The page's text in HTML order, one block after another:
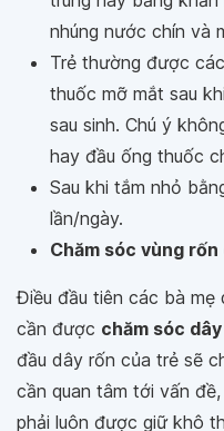
nhúng nước chín và
Trẻ thường được
thuốc mỡ mắt sau
sau sinh. Chú ý
hay đầu ống thuốc
Sau khi tắm nhỏ
lần/ngày.
Chăm sóc vùng
Điều đầu tiên các bà mẹ
cần được chăm sóc
đầu dây rốn của trẻ sẽ
cần quan tâm tới vấn
phải luôn được giữ khô